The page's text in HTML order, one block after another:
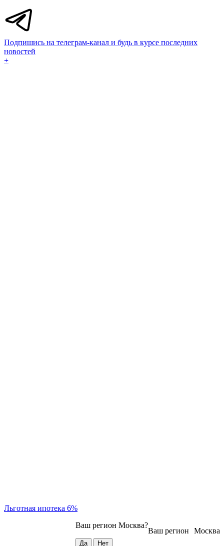
Подпишись на телеграм-канал и будь в курсе последних
новостей
+
Льготная ипотека 6%
Москва
Ваш регион
Ваш регион Москва?